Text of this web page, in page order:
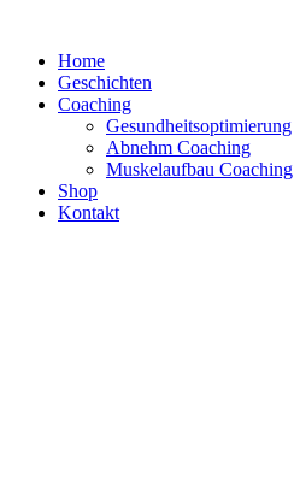
springenHome
Geschichten
Coaching
Gesundheitsoptimierung
Abnehm Coaching
Muskelaufbau Coaching
Shop
Kontakt